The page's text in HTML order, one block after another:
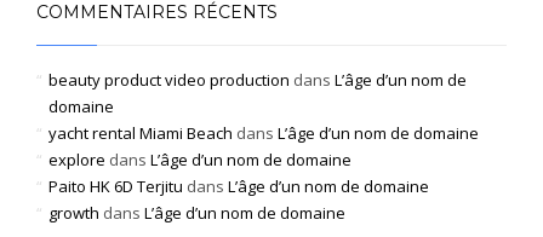
COMMENTAIRES RÉCENTS
beauty product video production dans L’âge d’un nom de
domaine
yacht rental Miami Beach dans L’âge d’un nom de domaine
explore dans L’âge d’un nom de domaine
Paito HK 6D Terjitu dans L’âge d’un nom de domaine
growth dans L’âge d’un nom de domaine